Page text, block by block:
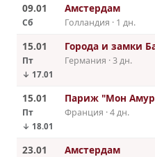
09.01
Сб
Амстердам
Голландия · 1 дн.
15.01
Пт
↓ 17.01
Города и замки
Германия · 3 дн.
15.01
Пт
↓ 18.01
Париж "Мон
Франция · 4 дн.
23.01 Амстердам